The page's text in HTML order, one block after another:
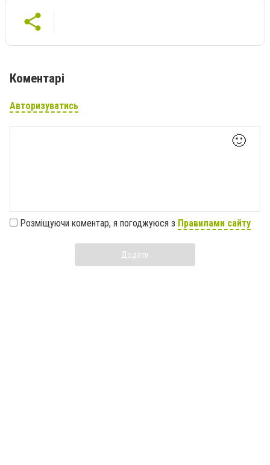
Коментарі
Авторизуватись
🙂
Розміщуючи коментар, я погоджуюся з Правилами сайту
Додати